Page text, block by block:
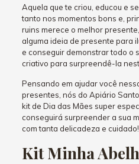
Aquela que te criou, educou e
tanto nos momentos bons e,
ruins merece o melhor
alguma ideia de presente para
e conseguir demonstrar todo o
criativo para surpreendê-la
Pensando em ajudar você
presentes, nós do Apiário
kit de Dia das Mães super
conseguirá surpreender a sua
com tanta delicadeza e cuidado!
Kit Minha